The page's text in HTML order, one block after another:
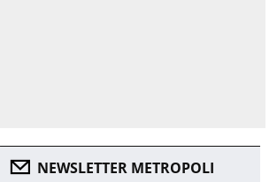
NEWSLETTER METROPOLI